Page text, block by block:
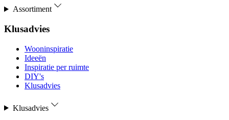
Assortiment
Klusadvies
Wooninspiratie
Ideeën
Inspiratie per ruimte
DIY's
Klusadvies
Klusadvies